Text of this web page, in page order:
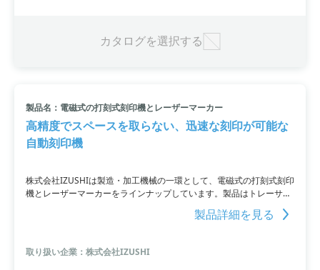
カタログを選択する
製品名：電磁式の打刻式刻印機とレーザーマーカー
高精度でスペースを取らない、迅速な刻印が可能な
自動刻印機
株式会社IZUSHIは製造・加工機械の一環として、電磁式の打刻式刻印
機とレーザーマーカーをラインナップしています。製品はトレーサビ
リティ管理のために品番、シリアルNo.、製造年月日などを刻印する
ことが可能です。さらに、新たに「e-series」というファイバーレー
クトサイズに収めました。また、価格帯も手頃でありながら、刻印品
質とソフトウェア性能にも優れています。加えて、アフターサービス
製品詳細を見る
取り扱い企業：株式会社IZUSHI